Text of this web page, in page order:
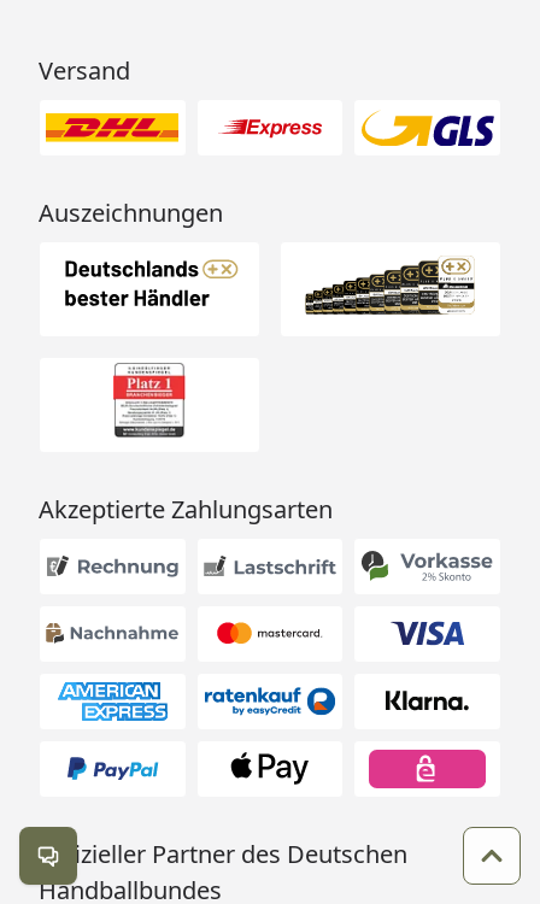
Versand
Auszeichnungen
Akzeptierte Zahlungsarten
Offizieller Partner des Deutschen
Handballbundes
Kontakt öffnen